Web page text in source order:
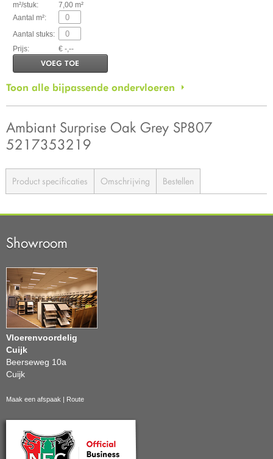
m²/stuk:
7,00 m²
Aantal m²:
Aantal stuks:
Prijs:
€ -,--
VOEG TOE
Toon alle bijpassende ondervloeren
Ambiant Surprise Oak Grey SP807
5217353219
Product specificaties Omschrijving Bestellen
Showroom
Vloerenvoordelig
Cuijk
Beerseweg 10a
Cuijk
Maak een afspaak Route